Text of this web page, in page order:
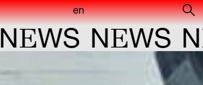
en
WS NE WS NE